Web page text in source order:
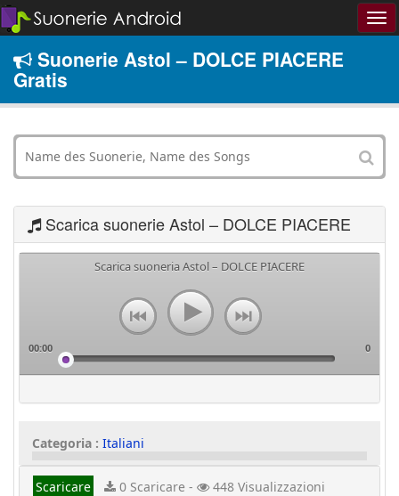
Suonerie Astol – DOLCE PIACERE
Gratis
Scarica suonerie Astol – DOLCE PIACERE
Scarica suoneria Astol – DOLCE PIACERE
00:00 0
Categoria : Italiani
Scaricare 0 Scaricare - 448 Visualizzazioni